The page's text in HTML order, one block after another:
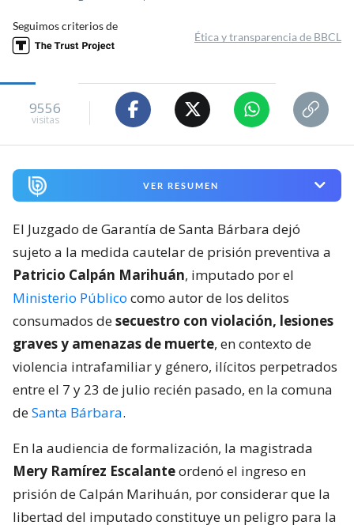
Seguimos criterios de
Ética y transparencia de BBCL
9556
visitas
VER RESUMEN
El Juzgado de Garantía de Santa Bárbara dejó
sujeto a la medida cautelar de prisión preventiva a
Patricio Calpán Marihuán, imputado por el
Ministerio Público como autor de los delitos
consumados desecuestro con violación, lesiones
graves y amenazas de muerte, en contexto de
violencia intrafamiliar y género, ilícitos perpetrados
entre el 7 y 23 de julio recién pasado, en la comuna
deSanta Bárbara.
En la audiencia de formalización, la magistrada
Mery Ramírez Escalanteordenó el ingreso en
prisión de Calpán Marihuán, por considerar que la
libertad del imputado constituye un peligro para la